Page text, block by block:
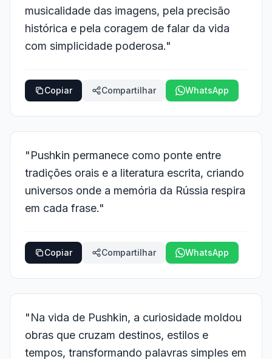
musicalidade das imagens, pela precisão
histórica e pela coragem de falar da vida
com simplicidade poderosa."
Copiar Compartilhar WhatsApp
"Pushkin permanece como ponte entre
tradições orais e a literatura escrita, criando
universos onde a memória da Rússia respira
em cada frase."
Copiar Compartilhar WhatsApp
"Na vida de Pushkin, a curiosidade moldou
obras que cruzam destinos, estilos e
tempos, transformando palavras simples em